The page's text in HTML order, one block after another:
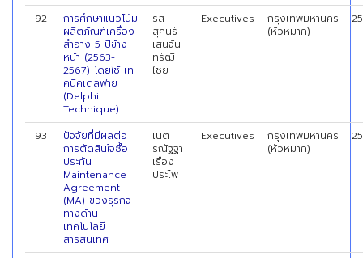
92
การศึกษาแนวโน้ม
ผลิตภัณฑ์เครื่อง
สำอาง 5 ปีข้าง
หน้า (2563-
2567) โดยใช้ เท
คนิคเดลฟาย
(Delphi
Technique)
รส
สุคนธ์
เสนจัน
ทร์ฒิ
ไชย
Executives
กรุงเทพมหานคร
(หัวหมาก)
93
ปัจจัยที่มีผลต่อ
การตัดสินใจซื้อ
ประกัน
Maintenance
Agreement
(MA) ของธุรกิจ
ทางด้าน
เทคโนโลยี
สารสนเทศ
เนต
รณัฐฐา
เรือง
ประไพ
Executives
กรุงเทพมหานคร
(หัวหมาก)